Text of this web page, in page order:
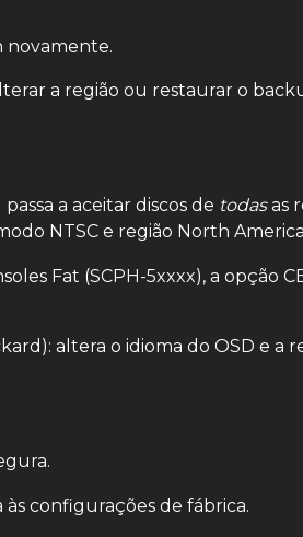
novamente.
a região ou restaurar o
a aceitar discos de todasas
NTSC e região North
Fat (SCPH-5xxxx), a opção
altera o idioma do OSD e a
configurações de fábrica.